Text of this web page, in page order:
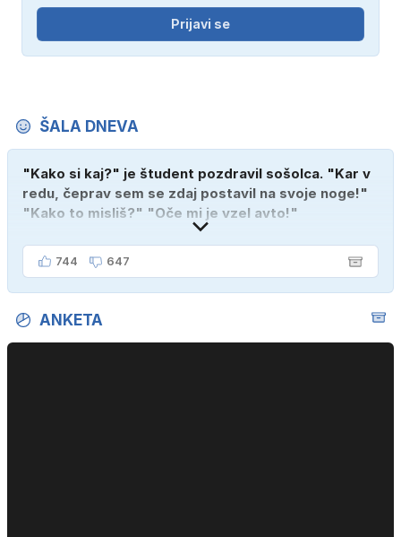
Prijavi se
ŠALA DNEVA
"Kako si kaj?" je študent pozdravil sošolca. "Kar v
redu, čeprav sem se zdaj postavil na svoje noge!"
"Kako to misliš?" "Oče mi je vzel avto!"
744 647
ANKETA